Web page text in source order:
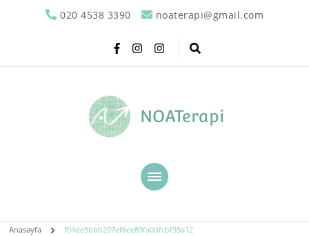
020 4538 3390 noaterapi@gmail.com
NOATerapi
Anasayfa f04de5bbb207ef6ee89fa0dfcbf35a12